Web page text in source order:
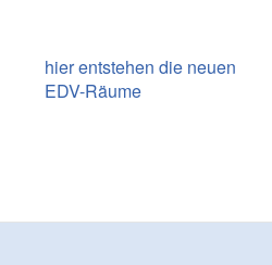
hier entstehen die neuen
EDV-Räume